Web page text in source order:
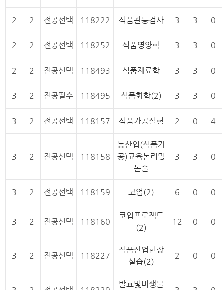
2 2 전공선택 118222 식품관능검사 3 3 0
2 2 전공선택 118252 식품영양학 3 3 0
2 2 전공선택 118493 식품재료학 3 3 0
3 2 전공필수 118495 식품화학(2) 3 3 0
3 2 전공선택 118157 식품가공실험 2 0 4
3 2 전공선택 118158
농산업(식품가
공)교육논리및
논술
3 3 0
3 2 전공선택 118159 코업(2) 6 0 0
3 2 전공선택 118160
코업프로젝트
(2)
12 0 0
3 2 전공선택 118227
식품산업현장
실습(2)
2 0 0
발효및미생물